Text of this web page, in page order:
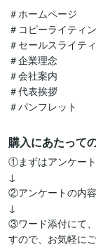
＃ホームページ
＃コピーライティ
＃セールスライテ
＃企業理念
＃会社案内
＃代表挨拶
＃パンフレット
購入にあたって
①まずはアンケート
↓
②アンケートの内容
↓
③ワード添付にて
すので、お気軽に